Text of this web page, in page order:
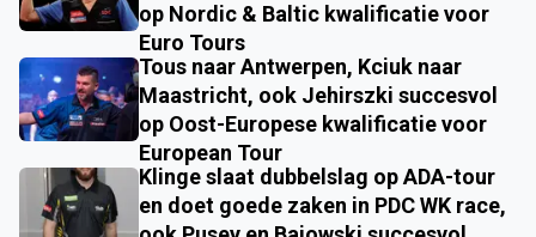
op Nordic & Baltic kwalificatie voor
Euro Tours
Tous naar Antwerpen, Kciuk naar
Maastricht, ook Jehirszki succesvol
op Oost-Europese kwalificatie voor
European Tour
Klinge slaat dubbelslag op ADA-tour
en doet goede zaken in PDC WK race,